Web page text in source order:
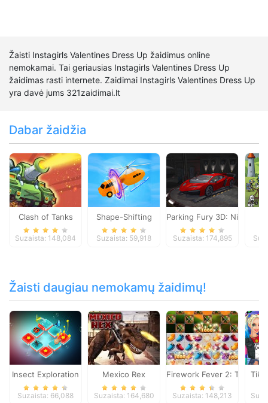
Žaisti Instagirls Valentines Dress Up žaidimus online
nemokamai. Tai geriausias Instagirls Valentines Dress Up
žaidimas rasti internete. Zaidimai Instagirls Valentines Dress Up
yra davė jums 321zaidimai.lt
Dabar žaidžia
Clash of Tanks
Suzaista: 148,084
Shape-Shifting
Suzaista: 59,918
Parking Fury 3D: Night
Suzaista: 174,895
Žaisti daugiau nemokamų žaidimų!
Insect Exploration
Suzaista: 66,088
Mexico Rex
Suzaista: 164,680
Firework Fever 2: Trail of
Suzaista: 148,213
Tik